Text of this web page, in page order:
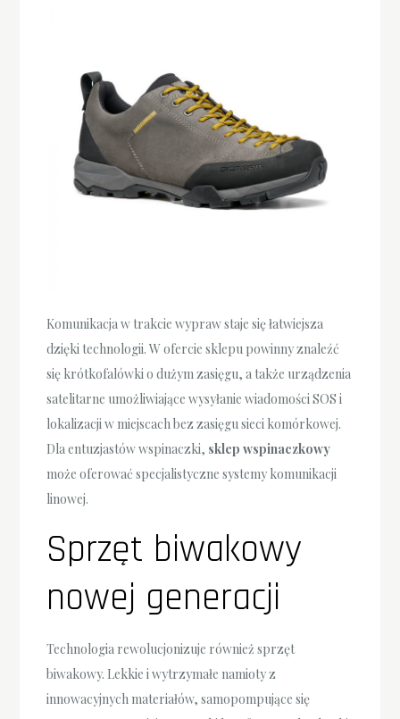
Komunikacja w trakcie wypraw staje się łatwiejsza
dzięki technologii. W ofercie sklepu powinny znaleźć
się krótkofalówki o dużym zasięgu, a także urządzenia
satelitarne umożliwiające wysyłanie wiadomości SOS i
lokalizacji w miejscach bez zasięgu sieci komórkowej.
Dla entuzjastów wspinaczki, sklep wspinaczkowy
może oferować specjalistyczne systemy komunikacji
linowej.
Sprzęt biwakowy
nowej generacji
Technologia rewolucjonizuje również sprzęt
biwakowy. Lekkie i wytrzymałe namioty z
innowacyjnych materiałów, samopompujące się